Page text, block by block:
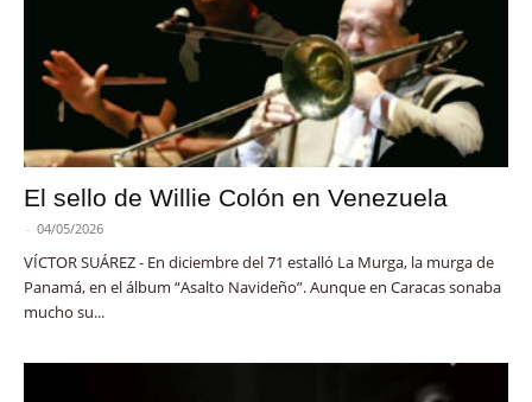
El sello de Willie Colón en Venezuela
- 04/05/2026
VÍCTOR SUÁREZ - En diciembre del 71 estalló La Murga, la murga de
Panamá, en el álbum “Asalto Navideño”. Aunque en Caracas sonaba
mucho su...